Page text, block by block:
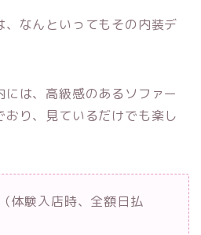
なんといってもその内装デ
は、高級感のあるソファー
り、見ているだけでも楽し
体験入店時、全額日払